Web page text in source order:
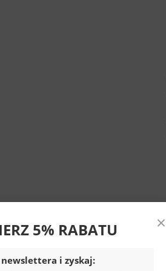
z niezwykle
×
5% RABATU
newslettera i zyskaj: